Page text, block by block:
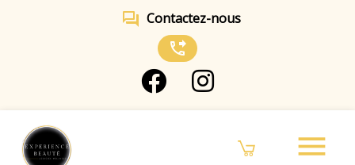
forum Contactez-nous
phone_forwarded
menu